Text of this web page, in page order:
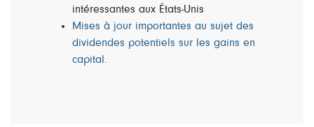
intéressantes aux États-Unis
Mises à jour importantes au sujet des
dividendes potentiels sur les gains en
capital.